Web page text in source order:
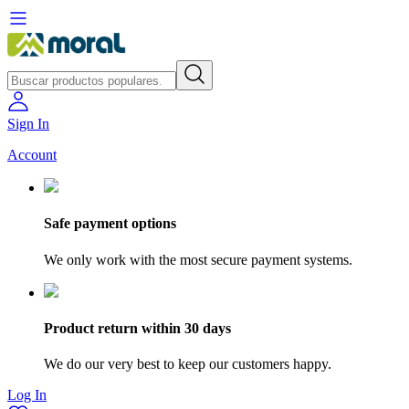
Sign In
Account
Safe payment options
We only work with the most secure payment systems.
Product return within 30 days
We do our very best to keep our customers happy.
Log In